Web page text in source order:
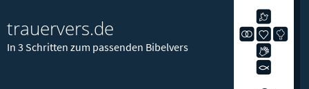
trauervers.de
In 3 Schritten zum passenden Bibelvers